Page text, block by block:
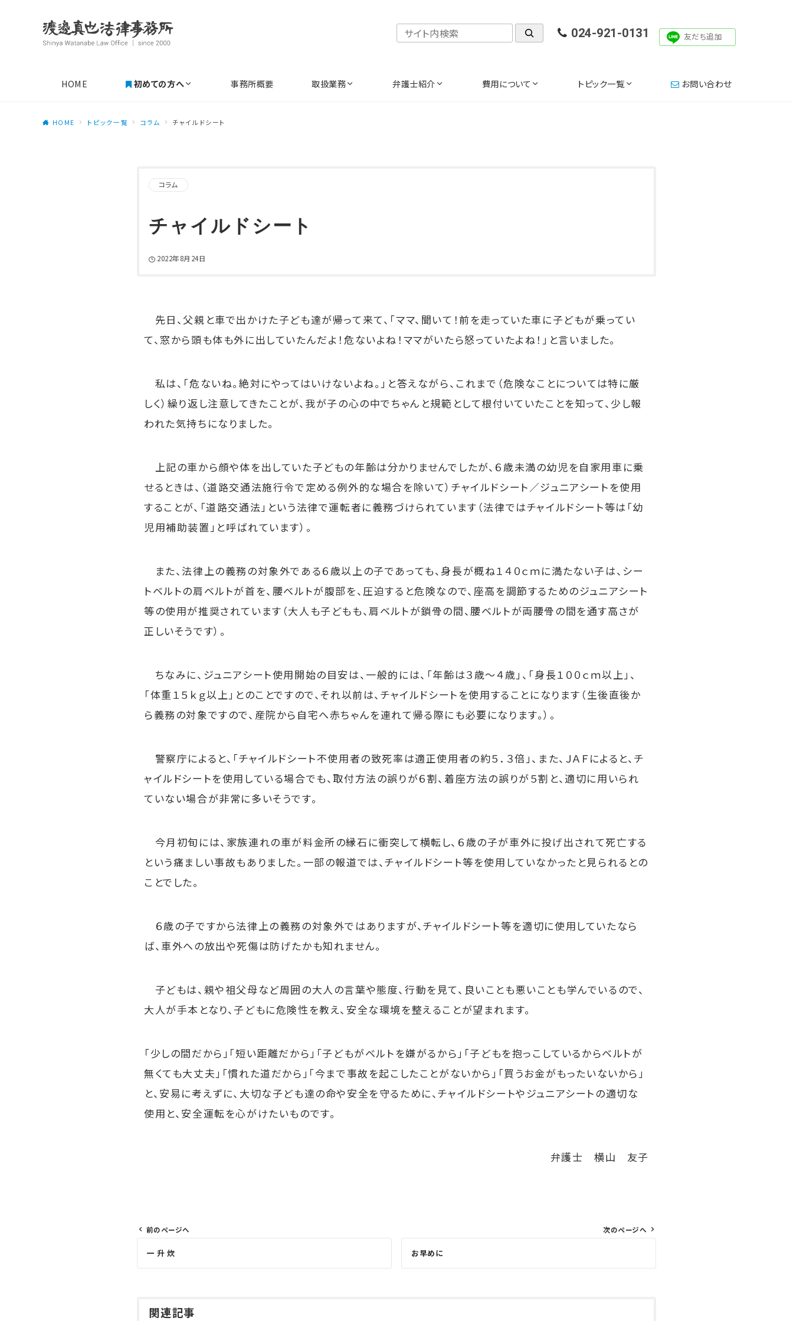
検索 024-921-0131 友だち追加
HOME 初めての方へ 事務所概要 取扱業務 弁護士紹介 費用について トピック一覧 お問い合わせ
HOME トピック一覧 コラム チャイルドシート
コラム
チャイルドシート
2022年8月24日
先日、父親と車で出かけた子ども達が帰って来て、「ママ、聞いて！前を走っていた車に子どもが乗ってい
て、窓から頭も体も外に出していたんだよ！危ないよね！ママがいたら怒っていたよね！」と言いました。
私は、「危ないね。絶対にやってはいけないよね。」と答えながら、これまで（危険なことについては特に厳
しく）繰り返し注意してきたことが、我が子の心の中でちゃんと規範として根付いていたことを知って、少し報
われた気持ちになりました。
上記の車から顔や体を出していた子どもの年齢は分かりませんでしたが、６歳未満の幼児を自家用車に乗
せるときは、（道路交通法施行令で定める例外的な場合を除いて）チャイルドシート／ジュニアシートを使用
することが、「道路交通法」という法律で運転者に義務づけられています（法律ではチャイルドシート等は「幼
児用補助装置」と呼ばれています）。
また、法律上の義務の対象外である６歳以上の子であっても、身長が概ね１４０ｃｍに満たない子は、シー
トベルトの肩ベルトが首を、腰ベルトが腹部を、圧迫すると危険なので、座高を調節するためのジュニアシート
等の使用が推奨されています（大人も子どもも、肩ベルトが鎖骨の間、腰ベルトが両腰骨の間を通す高さが
正しいそうです）。
ちなみに、ジュニアシート使用開始の目安は、一般的には、「年齢は３歳～４歳」、「身長１００ｃｍ以上」、
「体重１５ｋｇ以上」とのことですので、それ以前は、チャイルドシートを使用することになります（生後直後か
ら義務の対象ですので、産院から自宅へ赤ちゃんを連れて帰る際にも必要になります。）。
警察庁によると、「チャイルドシート不使用者の致死率は適正使用者の約５．３倍」、また、ＪＡＦによると、チ
ャイルドシートを使用している場合でも、取付方法の誤りが６割、着座方法の誤りが５割と、適切に用いられ
ていない場合が非常に多いそうです。
今月初旬には、家族連れの車が料金所の縁石に衝突して横転し、６歳の子が車外に投げ出されて死亡する
という痛ましい事故もありました。一部の報道では、チャイルドシート等を使用していなかったと見られるとの
ことでした。
６歳の子ですから法律上の義務の対象外ではありますが、チャイルドシート等を適切に使用していたなら
ば、車外への放出や死傷は防げたかも知れません。
子どもは、親や祖父母など周囲の大人の言葉や態度、行動を見て、良いことも悪いことも学んでいるので、
大人が手本となり、子どもに危険性を教え、安全な環境を整えることが望まれます。
「少しの間だから」「短い距離だから」「子どもがベルトを嫌がるから」「子どもを抱っこしているからベルトが
無くても大丈夫」「慣れた道だから」「今まで事故を起こしたことがないから」「買うお金がもったいないから」
と、安易に考えずに、大切な子ども達の命や安全を守るために、チャイルドシートやジュニアシートの適切な
使用と、安全運転を心がけたいものです。
弁護士 横山 友子
前のページへ
一 升 炊
次のページへ
お早めに
関連記事